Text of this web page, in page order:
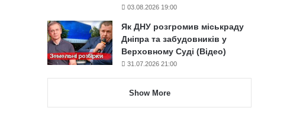
03.08.2026 19:00
Як ДНУ розгромив міськраду
Дніпра та забудовників у
Верховному Суді (Відео)
31.07.2026 21:00
Show More